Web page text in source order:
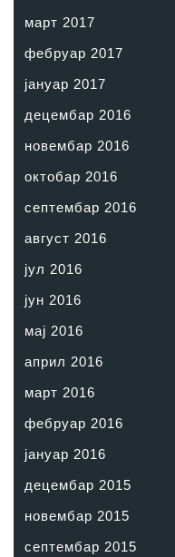
март 2017
фебруар 2017
јануар 2017
децембар 2016
новембар 2016
октобар 2016
септембар 2016
август 2016
јул 2016
јун 2016
мај 2016
април 2016
март 2016
фебруар 2016
јануар 2016
децембар 2015
новембар 2015
септембар 2015